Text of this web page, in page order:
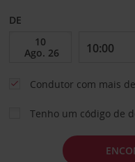
DE
Condutor com mais
Tenho um código de